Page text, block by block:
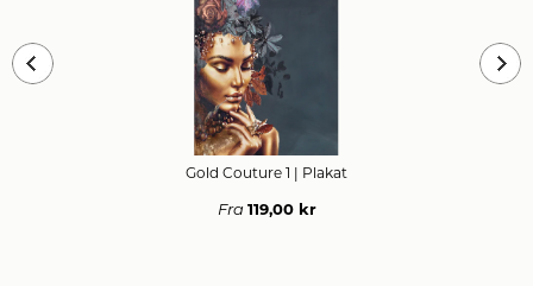
Gold Couture 1 | Plakat
Fra 119,00 kr